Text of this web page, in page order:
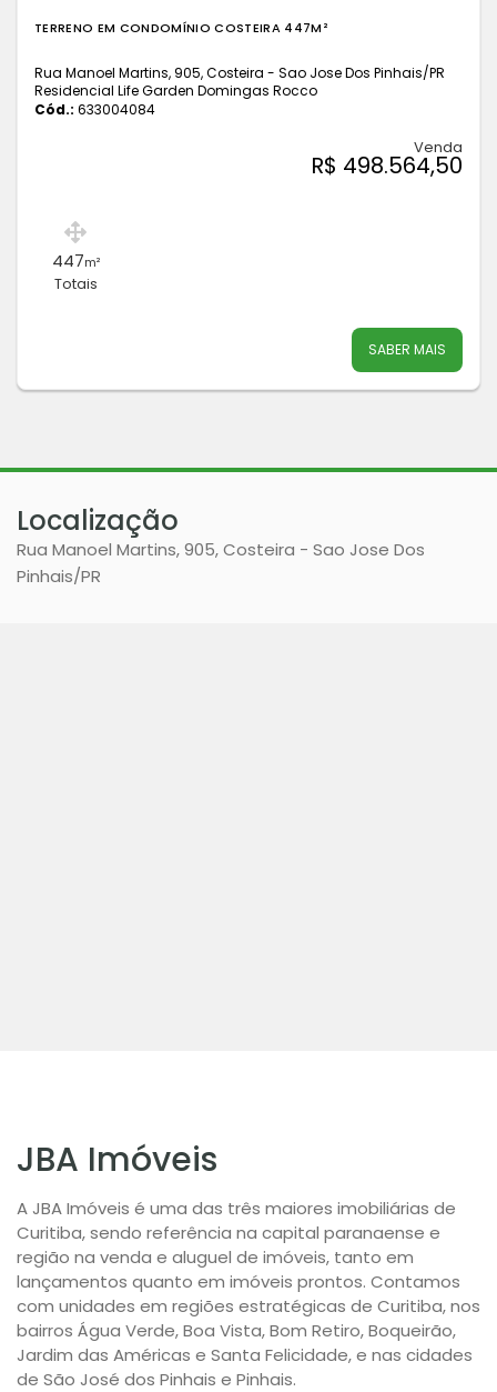
TERRENO EM CONDOMÍNIO COSTEIRA 447M²
Rua Manoel Martins, 905, Costeira - Sao Jose Dos Pinhais/PR
Residencial Life Garden Domingas Rocco
Cód.: 633004084
Venda
R$ 498.564,50
447m²
Totais
SABER MAIS
Localização
Rua Manoel Martins, 905, Costeira - Sao Jose Dos
Pinhais/PR
JBA Imóveis
A JBA Imóveis é uma das três maiores imobiliárias de
Curitiba, sendo referência na capital paranaense e
região na venda e aluguel de imóveis, tanto em
lançamentos quanto em imóveis prontos. Contamos
com unidades em regiões estratégicas de Curitiba, nos
bairros Água Verde, Boa Vista, Bom Retiro, Boqueirão,
Jardim das Américas e Santa Felicidade, e nas cidades
de São José dos Pinhais e Pinhais.